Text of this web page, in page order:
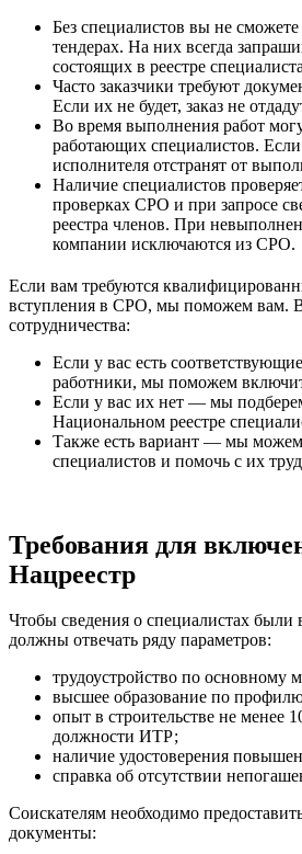
Без специалистов вы не сможете
тендерах. На них всегда
состоящих в реестре
Часто заказчики требуют
Если их не будет, заказ не
Во время выполнения работ
работающих специалистов. Если
исполнителя отстранят от
Наличие специалистов
проверках СРО и при запросе
реестра членов. При
компании исключаются из СРО.
Если вам требуются
вступления в СРО, мы поможем вам.
сотрудничества:
Если у вас есть
работники, мы поможем
Если у вас их нет — мы
Национальном реестре
Также есть вариант — мы можем
специалистов и помочь с их
Требования для
Нацреестр
Чтобы сведения о специалистах
должны отвечать ряду параметров:
трудоустройство по основному
высшее образование по
опыт в строительстве не менее
должности ИТР;
наличие удостоверения
справка об отсутствии
Соискателям необходимо
документы: